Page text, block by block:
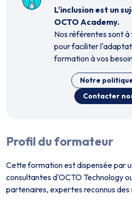
L'inclusion est un
OCTO Academy.
Nos référent·es sont
pour faciliter
formation à vos
Notre
Contacter
Profil du formateur
Cette formation est dispensée par
consultant·es d'OCTO Technology
partenaires, expert·es reconnus